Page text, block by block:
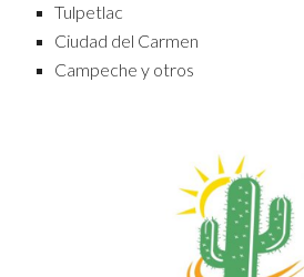
Tulpetlac
Ciudad del Carmen
Campeche y otros